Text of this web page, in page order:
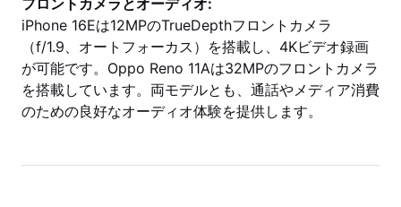
フロントカメラとオーディオ:
iPhone 16Eは12MPのTrueDepthフロントカメラ
（f/1.9、オートフォーカス）を搭載し、4Kビデオ録画
が可能です。Oppo Reno 11Aは32MPのフロントカメラ
を搭載しています。両モデルとも、通話やメディア消費
のための良好なオーディオ体験を提供します。